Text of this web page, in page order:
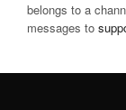
belongs to a
messages to